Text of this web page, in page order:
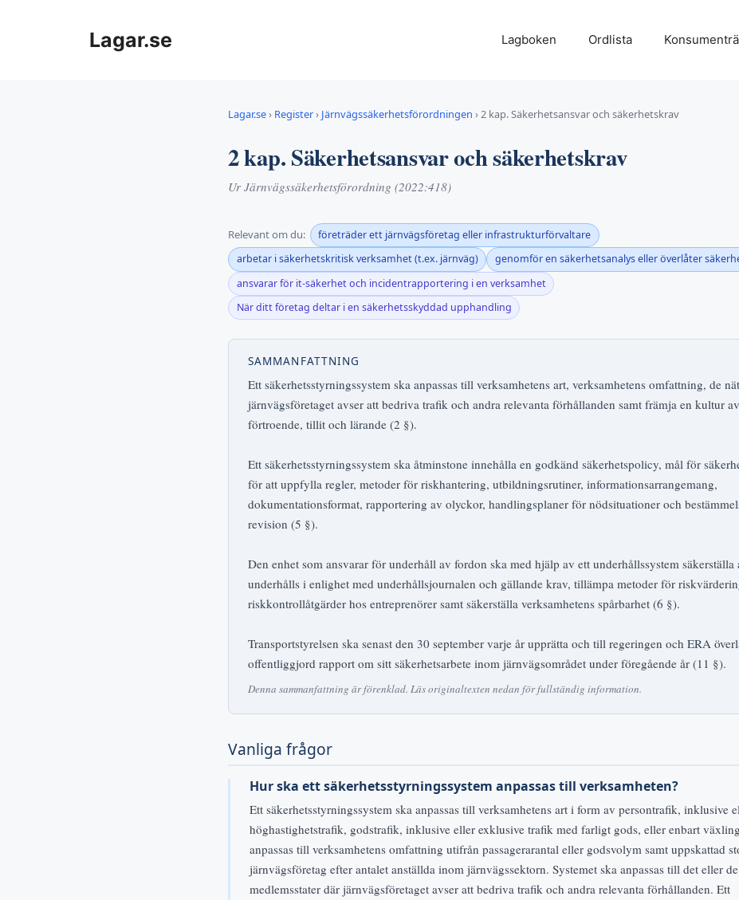
Lagar.se Lagboken Ordlista
Lagar.se› Register› Järnvägssäkerhetsförordningen ›2 kap. Säkerhetsansvar och säkerhetskrav
2 kap. Säkerhetsansvar och säkerhetskrav
Ur Järnvägssäkerhetsförordning (2022:418)
Relevant om du:
företräder ett järnvägsföretag eller infrastrukturförvaltare
arbetar i säkerhetskritisk verksamhet (t.ex. järnväg)
genomför en säkerhetsanalys eller överlåter
ansvarar för it-säkerhet och incidentrapportering i en verksamhet
När ditt företag deltar i en säkerhetsskyddad upphandling
SAMMANFATTNING
Ett säkerhetsstyrningssystem ska anpassas till verksamhetens art, verksamhetens omfattning, de
järnvägsföretaget avser att bedriva trafik och andra relevanta förhållanden samt främja en kultur
förtroende, tillit och lärande (2 §).
Ett säkerhetsstyrningssystem ska åtminstone innehålla en godkänd säkerhetspolicy, mål för
för att uppfylla regler, metoder för riskhantering, utbildningsrutiner, informationsarrangemang,
dokumentationsformat, rapportering av olyckor, handlingsplaner för nödsituationer och
revision (5 §).
Den enhet som ansvarar för underhåll av fordon ska med hjälp av ett underhållssystem säkerställa
underhålls i enlighet med underhållsjournalen och gällande krav, tillämpa metoder för
riskkontrollåtgärder hos entreprenörer samt säkerställa verksamhetens spårbarhet (6 §).
Transportstyrelsen ska senast den 30 september varje år upprätta och till regeringen och ERA
offentliggjord rapport om sitt säkerhetsarbete inom järnvägsområdet under föregående år (11 §).
Denna sammanfattning är förenklad. Läs originaltexten nedan för fullständig information.
Vanliga frågor
Hur ska ett säkerhetsstyrningssystem anpassas till verksamheten?
Ett säkerhetsstyrningssystem ska anpassas till verksamhetens art i form av persontrafik, inklusive
höghastighetstrafik, godstrafik, inklusive eller exklusive trafik med farligt gods, eller enbart
anpassas till verksamhetens omfattning utifrån passagerarantal eller godsvolym samt uppskattad
järnvägsföretag efter antalet anställda inom järnvägssektorn. Systemet ska anpassas till det eller
medlemsstater där järnvägsföretaget avser att bedriva trafik och andra relevanta förhållanden. Ett